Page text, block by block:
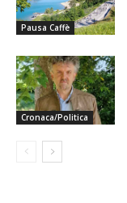
Pausa Caffè
Cronaca/Politica